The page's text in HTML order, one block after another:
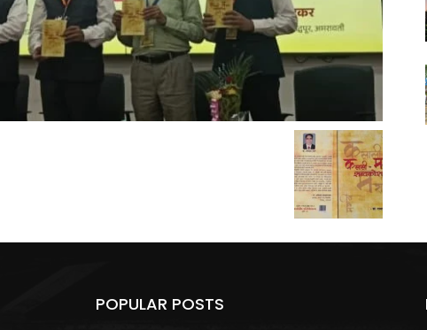
POPULAR POSTS